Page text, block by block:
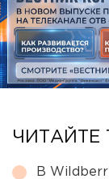
ЧИТАЙТЕ
В